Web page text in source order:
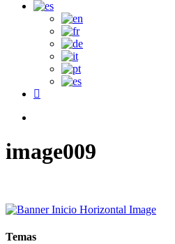
facebook
image009
Temas